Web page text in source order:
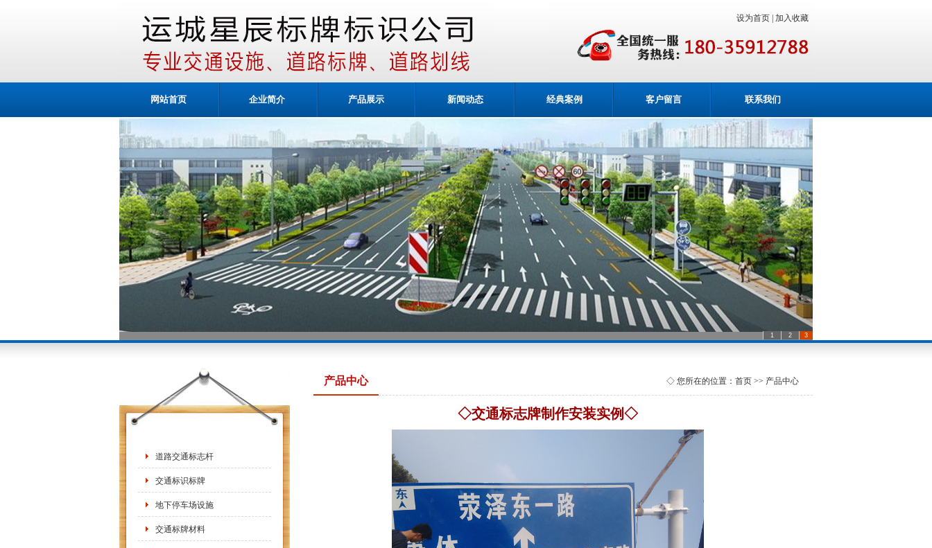
设为首页 | 加入收藏
网站首页 企业简介 产品展示 新闻动态 经典案例 客户留言 联系我们
1 2 3
道路交通标志杆
交通标识标牌
地下停车场设施
交通标牌材料
产品中心 ◇ 您所在的位置：首页 >> 产品中心
◇交通标志牌制作安装实例◇